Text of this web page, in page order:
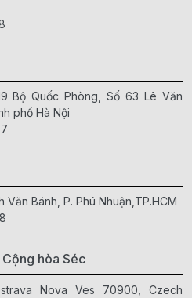
Bộ Quốc Phòng, Số 63 Lê Văn
phố Hà Nội
Bánh, P. Phú Nhuận,TP.HCM
hòa Séc
Nova Ves 70900, Czech